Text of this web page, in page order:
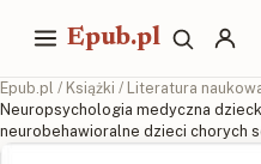
Epub.pl
Epub.pl / Książki / Literatura
Neuropsychologia medyczna
neurobehawioralne dzieci chorych